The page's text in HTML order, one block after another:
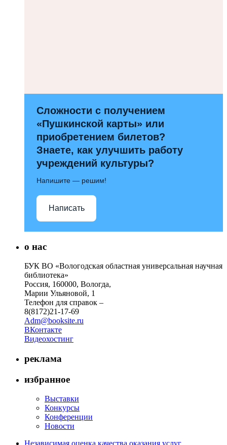
Сложности с получением
«Пушкинской карты» или
приобретением билетов?
Знаете, как улучшить работу
учреждений культуры?
Напишите — решим!
Написать
о нас
БУК ВО «Вологодская областная универсальная научная
библиотека»
Россия, 160000, Вологда,
Марии Ульяновой, 1
Телефон для справок –
8(8172)21-17-69
Adm@booksite.ru
ВКонтакте
Видеохостинг
реклама
избранное
Выставки
Конкурсы
Конференции
Новости